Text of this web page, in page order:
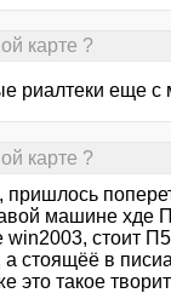
карте ?
риалтеки еще
карте ?
пришлось
машине хде
win2003, стоит
а стоящёё в
такое